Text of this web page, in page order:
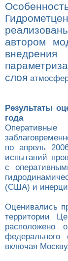
автором
слоя
Результаты
года
по апрель
испытаний
с
(США) и
Оценивались
территории
расположено
включая